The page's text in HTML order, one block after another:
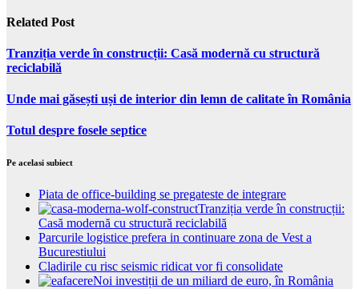
Related Post
Tranziția verde în construcții: Casă modernă cu structură
reciclabilă
Unde mai găsești uși de interior din lemn de calitate în România
Totul despre fosele septice
Pe acelasi subiect
Piata de office-building se pregateste de integrare
Tranziția verde în construcții:
Casă modernă cu structură reciclabilă
Parcurile logistice prefera in continuare zona de Vest a
Bucurestiului
Cladirile cu risc seismic ridicat vor fi consolidate
Noi investiții de un miliard de euro, în România